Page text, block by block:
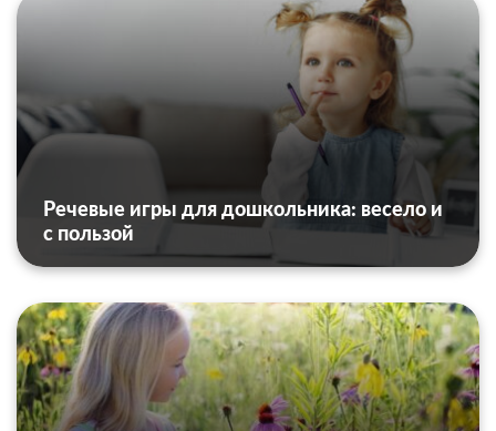
Речевые игры для дошкольника: весело и
с пользой